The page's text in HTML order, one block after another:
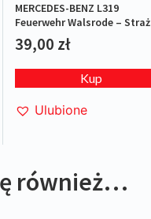
MERCEDES-BENZ L319
Feuerwehr Walsrode – Straż
pożarna
39,00 zł
Kup
Ulubione
również…